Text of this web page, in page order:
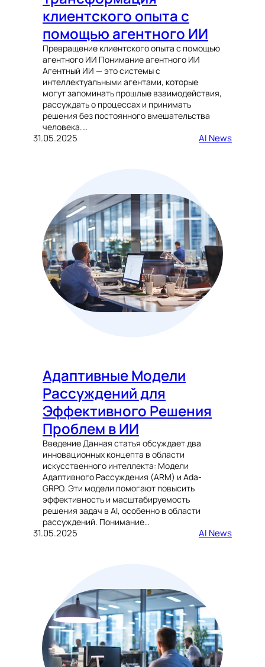
клиентского опыта с
помощью агентного ИИ
Превращение клиентского опыта с помощью
агентного ИИ Понимание агентного ИИ
Агентный ИИ — это системы с
интеллектуальными агентами, которые
могут запоминать прошлые взаимодействия,
рассуждать о процессах и принимать
решения без постоянного вмешательства
человека.…
31.05.2025 AI News
Адаптивные Модели
Рассуждений для
Эффективного Решения
Проблем в ИИ
Введение Данная статья обсуждает два
инновационных концепта в области
искусственного интеллекта: Модели
Адаптивного Рассуждения (ARM) и Ada-
GRPO. Эти модели помогают повысить
эффективность и масштабируемость
решения задач в AI, особенно в области
рассуждений. Понимание…
31.05.2025 AI News